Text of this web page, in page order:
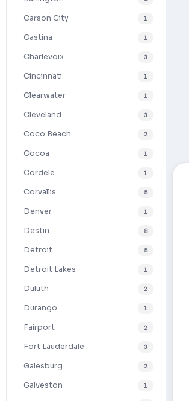
Carson City 1
Castina 1
Charlevoix 3
Cincinnati 1
Clearwater 1
Cleveland 3
Coco Beach 2
Cocoa 1
Cordele 1
Corvallis 5
Denver 1
Destin 8
Detroit 5
Detroit Lakes 1
Duluth 2
Durango 1
Fairport 2
Fort Lauderdale 3
Galesburg 2
Galveston 1